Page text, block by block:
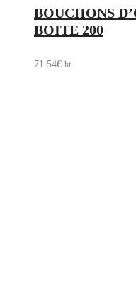
BOUCHONS
BOITE 200
71.54€ ht